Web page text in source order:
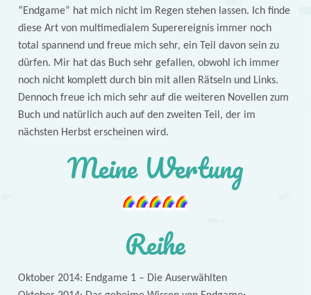
”Endgame” hat mich nicht im Regen stehen lassen. Ich finde
diese Art von multimedialem Superereignis immer noch
total spannend und freue mich sehr, ein Teil davon sein zu
dürfen. Mir hat das Buch sehr gefallen, obwohl ich immer
noch nicht komplett durch bin mit allen Rätseln und Links.
Dennoch freue ich mich sehr auf die weiteren Novellen zum
Buch und natürlich auch auf den zweiten Teil, der im
nächsten Herbst erscheinen wird.
Meine Wertung
Reihe
Oktober 2014: Endgame 1 – Die Auserwählten